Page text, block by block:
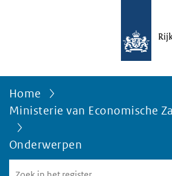
Home
Ministerie van Economische
Onderwerpen